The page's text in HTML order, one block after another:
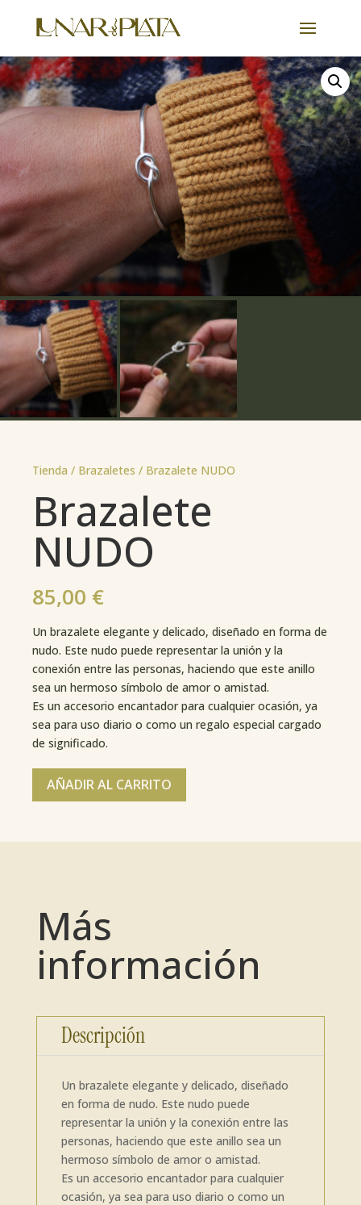
Tienda / Brazaletes / Brazalete NUDO
Brazalete
NUDO
85,00 €
Un brazalete elegante y delicado, diseñado en forma de
nudo. Este nudo puede representar la unión y la
conexión entre las personas, haciendo que este anillo
sea un hermoso símbolo de amor o amistad.
Es un accesorio encantador para cualquier ocasión, ya
sea para uso diario o como un regalo especial cargado
de significado.
AÑADIR AL CARRITO
Más
información
Descripción
Un brazalete elegante y delicado, diseñado
en forma de nudo. Este nudo puede
representar la unión y la conexión entre las
personas, haciendo que este anillo sea un
hermoso símbolo de amor o amistad.
Es un accesorio encantador para cualquier
ocasión, ya sea para uso diario o como un